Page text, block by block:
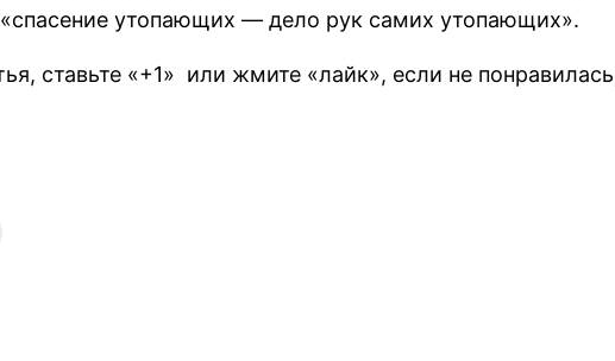
утопающих — дело рук самих утопающих».
ставьте «+1» или жмите «лайк», если не